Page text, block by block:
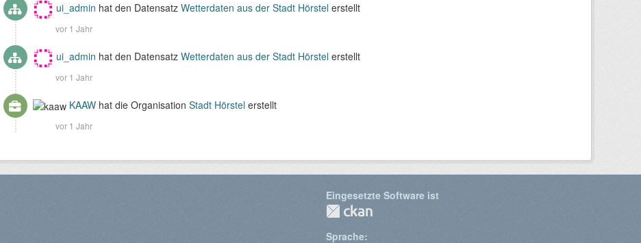
ui_admin hat den DatensatzWetterdaten aus der Stadt Hörstelerstellt
vor 1 Jahr
ui_admin hat den DatensatzWetterdaten aus der Stadt Hörstelerstellt
vor 1 Jahr
KAAW hat die OrganisationStadt Hörstelerstellt
vor 1 Jahr
Eingesetzte Software ist
Sprache